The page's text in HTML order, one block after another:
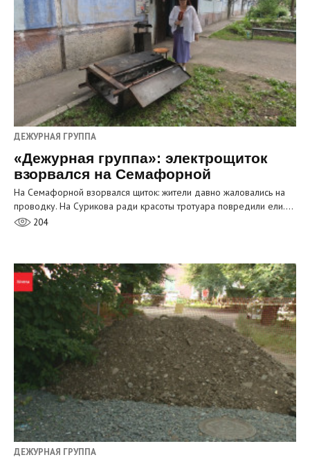
ДЕЖУРНАЯ ГРУППА
«Дежурная группа»: электрощиток
взорвался на Семафорной
На Семафорной взорвался щиток: жители давно жаловались на
проводку. На Сурикова ради красоты тротуара повредили ели.…
204
ДЕЖУРНАЯ ГРУППА